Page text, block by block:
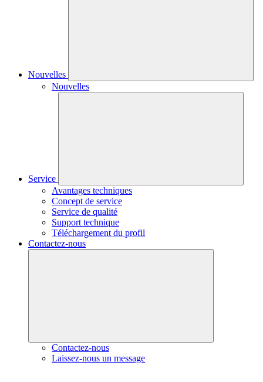
Nouvelles
Nouvelles
Service
Avantages techniques
Concept de service
Service de qualité
Support technique
Téléchargement du profil
Contactez-nous
Contactez-nous
Laissez-nous un message